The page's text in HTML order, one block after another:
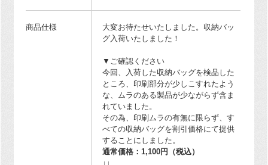
商品仕様
大変お待たせいたしました。収納バッ
グ入荷いたしました！
▼ご確認ください
今回、入荷した収納バッグを検品した
ところ、印刷部分が少しこすれたよう
な、ムラのある製品が少ながらず含ま
れていました。
その為、印刷ムラの有無に限らず、す
べての収納バッグを割引価格にて提供
することにしました。
通常価格：1,100円（税込）
↓↓